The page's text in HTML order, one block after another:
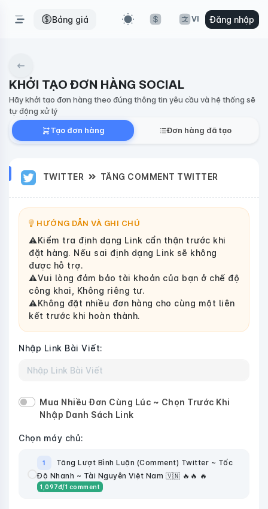
Bảng giá VI Đăng nhập
KHỞI TẠO ĐƠN HÀNG SOCIAL
Hãy khởi tạo đơn hàng theo đúng thông tin yêu cầu và hệ thống sẽ
tự động xử lý
Tạo đơn hàng
Đơn hàng đã tạo
TWITTER TĂNG COMMENT TWITTER
HƯỚNG DẪN VÀ GHI CHÚ
⚠️Kiểm tra định dạng Link cẩn thận trước khi
đặt hàng. Nếu sai định dạng Link sẽ không
được hỗ trợ.
⚠️Vui lòng đảm bảo tài khoản của bạn ở chế độ
công khai, Không riêng tư.
⚠️Không đặt nhiều đơn hàng cho cùng một liên
kết trước khi hoàn thành.
Nhập Link Bài Viết:
Mua Nhiều Đơn Cùng Lúc ~ Chọn Trước Khi
Nhập Danh Sách Link
Chọn máy chủ:
1
Tăng Lượt Bình Luận (Comment) Twitter ~ Tốc
Độ Nhanh ~ Tài Nguyên Việt Nam 🇻🇳 🔥🔥 🔥
1,097đ/1 comment